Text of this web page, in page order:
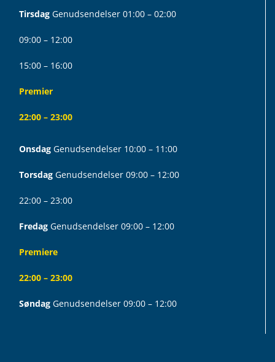
Tirsdag Genudsendelser 01:00 – 02:00
09:00 – 12:00
15:00 – 16:00
Premier
22:00 – 23:00
Onsdag Genudsendelser 10:00 – 11:00
Torsdag Genudsendelser 09:00 – 12:00
22:00 – 23:00
Fredag Genudsendelser 09:00 – 12:00
Premiere
22:00 – 23:00
Søndag Genudsendelser 09:00 – 12:00